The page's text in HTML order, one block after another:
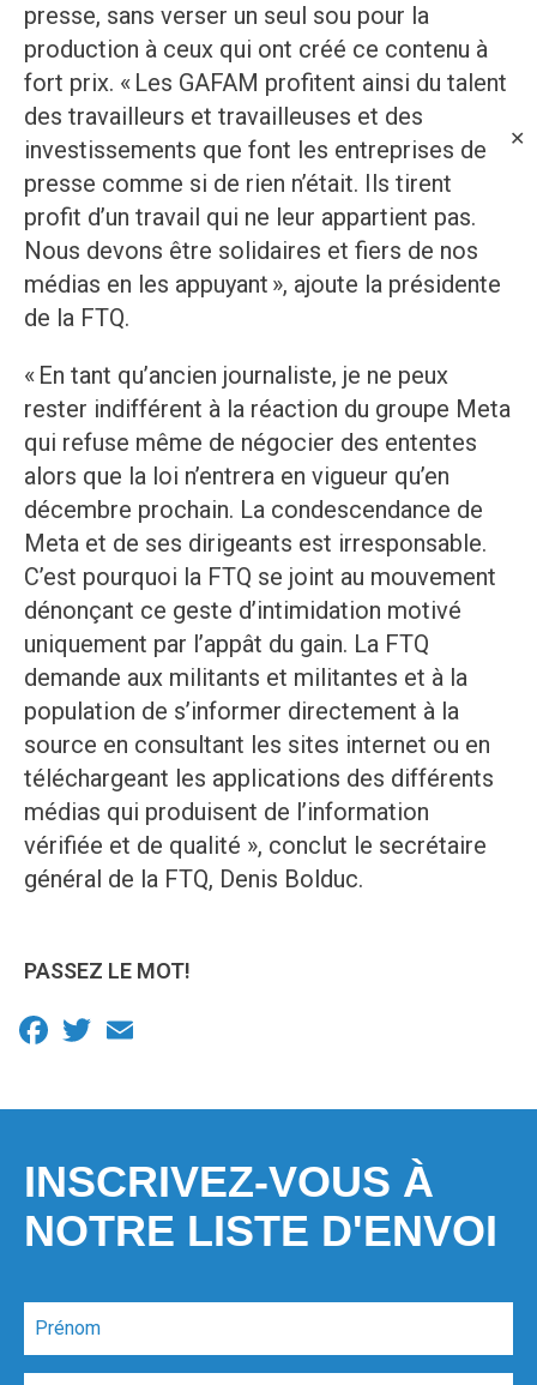
✕
presse, sans verser un seul sou pour la
production à ceux qui ont créé ce contenu à
fort prix. « Les GAFAM profitent ainsi du talent
des travailleurs et travailleuses et des
investissements que font les entreprises de
presse comme si de rien n’était. Ils tirent
profit d’un travail qui ne leur appartient pas.
Nous devons être solidaires et fiers de nos
médias en les appuyant », ajoute la présidente
de la FTQ.
« En tant qu’ancien journaliste, je ne peux
rester indifférent à la réaction du groupe Meta
qui refuse même de négocier des ententes
alors que la loi n’entrera en vigueur qu’en
décembre prochain. La condescendance de
Meta et de ses dirigeants est irresponsable.
C’est pourquoi la FTQ se joint au mouvement
dénonçant ce geste d’intimidation motivé
uniquement par l’appât du gain. La FTQ
demande aux militants et militantes et à la
population de s’informer directement à la
source en consultant les sites internet ou en
téléchargeant les applications des différents
médias qui produisent de l’information
vérifiée et de qualité », conclut le secrétaire
général de la FTQ, Denis Bolduc.
PASSEZ LE MOT!
Facebook
Twitter
INSCRIVEZ-VOUS À
NOTRE LISTE D'ENVOI